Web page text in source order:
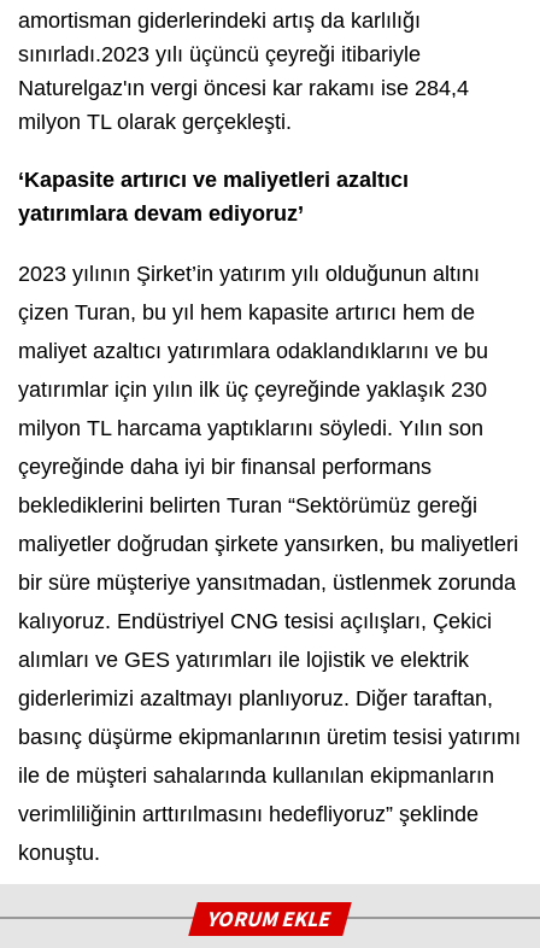
amortisman giderlerindeki artış da karlılığı
sınırladı.2023 yılı üçüncü çeyreği itibariyle
Naturelgaz'ın vergi öncesi kar rakamı ise 284,4
milyon TL olarak gerçekleşti.
‘Kapasite artırıcı ve maliyetleri azaltıcı
yatırımlara devam ediyoruz’
2023 yılının Şirket’in yatırım yılı olduğunun altını
çizen Turan, bu yıl hem kapasite artırıcı hem de
maliyet azaltıcı yatırımlara odaklandıklarını ve bu
yatırımlar için yılın ilk üç çeyreğinde yaklaşık 230
milyon TL harcama yaptıklarını söyledi. Yılın son
çeyreğinde daha iyi bir finansal performans
beklediklerini belirten Turan “Sektörümüz gereği
maliyetler doğrudan şirkete yansırken, bu maliyetleri
bir süre müşteriye yansıtmadan, üstlenmek zorunda
kalıyoruz. Endüstriyel CNG tesisi açılışları, Çekici
alımları ve GES yatırımları ile lojistik ve elektrik
giderlerimizi azaltmayı planlıyoruz. Diğer taraftan,
basınç düşürme ekipmanlarının üretim tesisi yatırımı
ile de müşteri sahalarında kullanılan ekipmanların
verimliliğinin arttırılmasını hedefliyoruz” şeklinde
konuştu.
YORUM EKLE